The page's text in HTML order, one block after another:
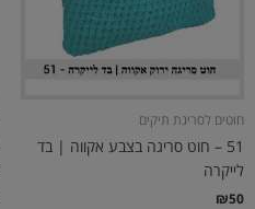
חוטים לסריגת תיקים
51 – חוט סריגה בצבע אקווה | בד
לייקרה
₪50